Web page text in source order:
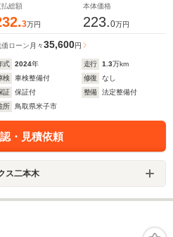
払総額
3万円
本体価格
223.0万円
価ローン 月々35,600円
式 2024年 走行 1.3万km
検
車検整備付 修復
なし
証
保証付 整備
法定整備付
所
鳥取県米子市
・見積依頼
ス二本木